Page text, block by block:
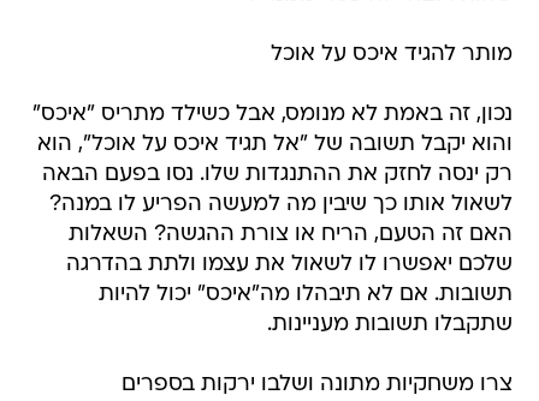
מותר להגיד איכס על אוכל
נכון, זה באמת לא מנומס, אבל כשילד מתריס "איכס"
והוא יקבל תשובה של "אל תגיד איכס על אוכל", הוא
רק ינסה לחזק את ההתנגדות שלו. נסו בפעם הבאה
לשאול אותו כך שיבין מה למעשה הפריע לו במנה?
האם זה הטעם, הריח או צורת ההגשה? השאלות
שלכם יאפשרו לו לשאול את עצמו ולתת בהדרגה
תשובות. אם לא תיבהלו מה"איכס" יכול להיות
שתקבלו תשובות מעניינות.
צרו משחקיות מתונה ושלבו ירקות בספרים